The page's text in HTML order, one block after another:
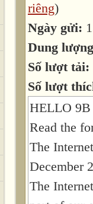
riêng)
Ngày gửi:
Dung
Số lượt tải:
Số lượt
HELLO 9B
Read the
The
December
The